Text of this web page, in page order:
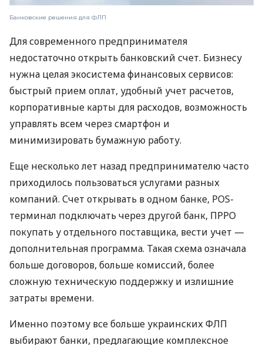
Банковские решения для ФЛП
Для современного предпринимателя
недостаточно открыть банковский счет. Бизнесу
нужна целая экосистема финансовых сервисов:
быстрый прием оплат, удобный учет расчетов,
корпоративные карты для расходов, возможность
управлять всем через смартфон и
минимизировать бумажную работу.
Еще несколько лет назад предпринимателю часто
приходилось пользоваться услугами разных
компаний. Счет открывать в одном банке, POS-
терминал подключать через другой банк, ПРРО
покупать у отдельного поставщика, вести учет —
дополнительная программа. Такая схема означала
больше договоров, больше комиссий, более
сложную техническую поддержку и излишние
затраты времени.
Именно поэтому все больше украинских ФЛП
выбирают банки, предлагающие комплексное